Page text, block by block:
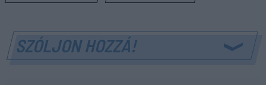
SZÓLJON HOZZÁ!